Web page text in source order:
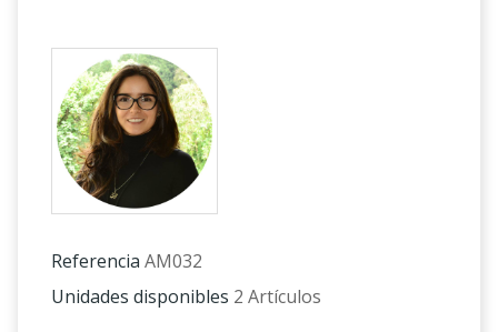
Referencia AM032
Unidades disponibles 2 Artículos